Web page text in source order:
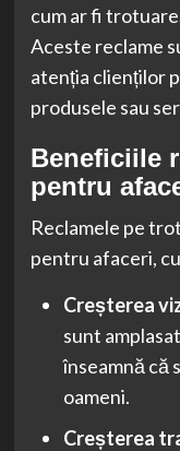
cum ar fi
Aceste reclame
atenția clienților
produsele sau
Beneficiile
pentru
Reclamele pe
pentru afaceri,
Creșterea
sunt
înseamnă că
oameni.
Creșterea